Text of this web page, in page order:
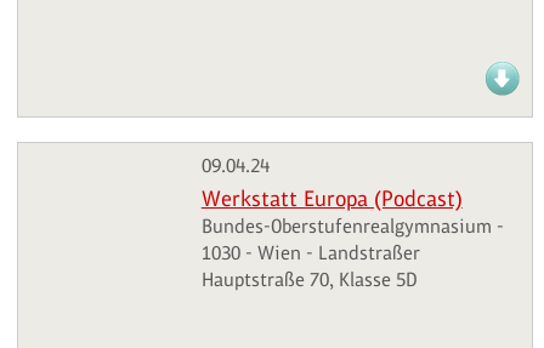
09.04.24
Werkstatt Europa (Podcast)
Bundes-Oberstufenrealgymnasium -
1030 - Wien - Landstraßer
Hauptstraße 70, Klasse 5D